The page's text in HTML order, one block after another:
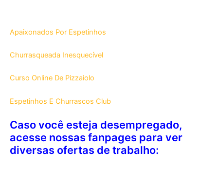
Apaixonados Por Espetinhos
Churrasqueada Inesquecível
Curso Online De Pizzaiolo
Espetinhos E Churrascos Club
Caso você esteja desempregado,
acesse nossas fanpages para ver
diversas ofertas de trabalho: